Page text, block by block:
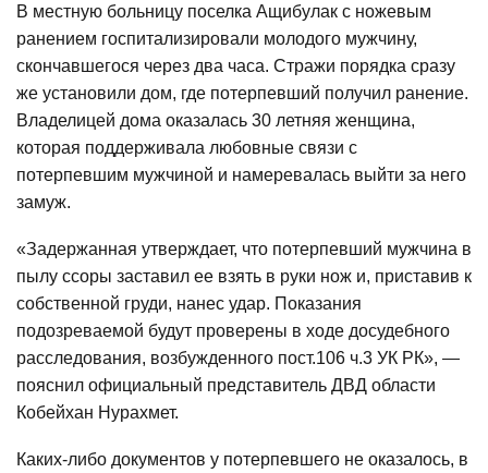
В местную больницу поселка Ащибулак с ножевым
ранением госпитализировали молодого мужчину,
скончавшегося через два часа. Стражи порядка сразу
же установили дом, где потерпевший получил ранение.
Владелицей дома оказалась 30 летняя женщина,
которая поддерживала любовные связи с
потерпевшим мужчиной и намеревалась выйти за него
замуж.
«Задержанная утверждает, что потерпевший мужчина в
пылу ссоры заставил ее взять в руки нож и, приставив к
собственной груди, нанес удар. Показания
подозреваемой будут проверены в ходе досудебного
расследования, возбужденного пост.106 ч.3 УК РК», —
пояснил официальный представитель ДВД области
Кобейхан Нурахмет.
Каких-либо документов у потерпевшего не оказалось, в